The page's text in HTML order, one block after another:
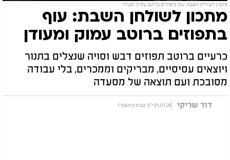
מתכון לשולחן השבת: עוף בתפוזים ברוטב עמוק ומעודן
מתכון לשולחן השבת: עוף
בתפוזים ברוטב עמוק ומעודן
כרעיים ברוטב תפוזים דבש וסויה שנצלים בתנור
ויוצאים עסיסיים, מבריקים וממכרים, בלי עבודה
מסובכת ועם תוצאה של מסעדה
דוד שריקי 01.01.26 י"ב טבת התשפ"ו